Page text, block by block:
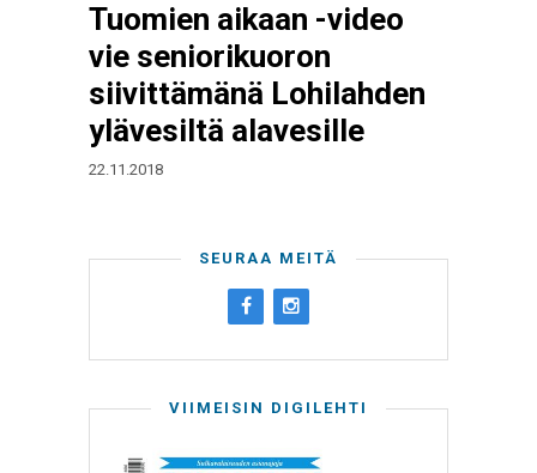
Tuomien aikaan -video
vie seniorikuoron
siivittämänä Lohilahden
ylävesiltä alavesille
22.11.2018
SEURAA MEITÄ
VIIMEISIN DIGILEHTI